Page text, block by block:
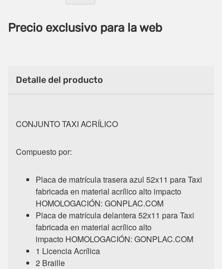
Precio exclusivo para la web
Detalle del producto
CONJUNTO TAXI ACRÍLICO
Compuesto por:
Placa de matrícula trasera azul 52x11 para Taxi
fabricada en material acrílico alto impacto
HOMOLOGACIÓN: GONPLAC.COM
Placa de matrícula delantera 52x11 para Taxi
fabricada en material acrílico alto
impacto HOMOLOGACIÓN: GONPLAC.COM
1 Licencia Acrílica
2 Braille